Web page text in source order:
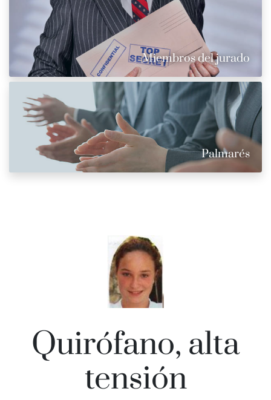
Miembros del jurado
Palmarés
Quirófano, alta
tensión